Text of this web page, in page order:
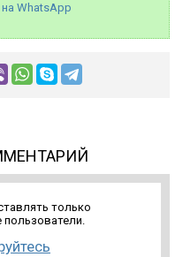
WhatsApp
только
пользователи.